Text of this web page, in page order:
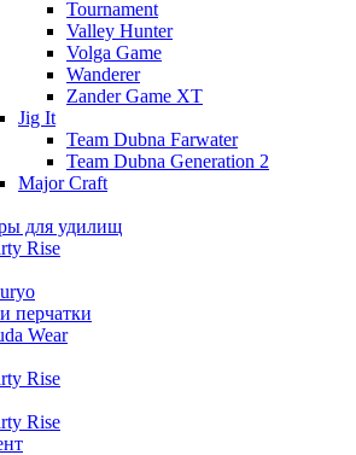
Tournament
Valley Hunter
Volga Game
Wanderer
Zander Game XT
Jig It
Team Dubna Farwater
Team Dubna Generation 2
Major Craft
для удилищ
Rise
перчатки
Wear
Rise
Rise